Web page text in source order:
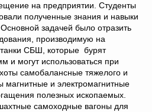
на предприятии. Студенты
полученные знания и навыки
задачей было отразить
производимую на
СБШ, которые бурят
и могут использоваться при
самобалансные тяжелого и
магнитные и электромагнитные
полезных ископаемых.
самоходные вагоны для